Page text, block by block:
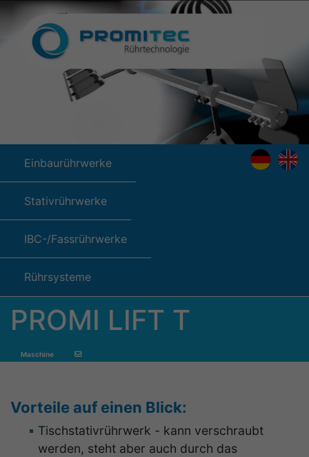
Einbaurührwerke
Stativrührwerke
IBC-/Fassrührwerke
Rührsysteme
PROMI LIFT T
Maschine
Vorteile auf einen Blick:
Tischstativrührwerk - kann verschraubt
werden, steht aber auch durch das